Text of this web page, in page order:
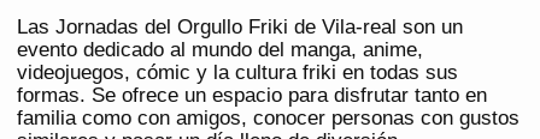
Las Jornadas del Orgullo Friki de Vila-real son un
evento dedicado al mundo del manga, anime,
videojuegos, cómic y la cultura friki en todas sus
formas. Se ofrece un espacio para disfrutar tanto en
familia como con amigos, conocer personas con gustos